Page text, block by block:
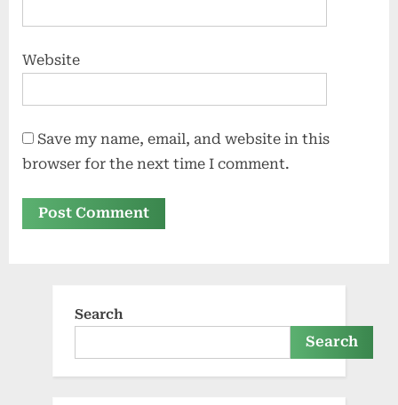
Website
Save my name, email, and website in this
browser for the next time I comment.
Search
Search